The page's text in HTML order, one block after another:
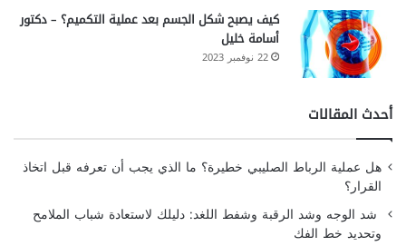
كيف يصبح شكل الجسم بعد عملية التكميم؟ – دكتور
أسامة خليل
22 نوفمبر 2023
أحدث المقالات
هل عملية الرباط الصليبي خطيرة؟ ما الذي يجب أن تعرفه قبل اتخاذ
القرار؟
شد الوجه وشد الرقبة وشفط اللغد: دليلك لاستعادة شباب الملامح
وتحديد خط الفك